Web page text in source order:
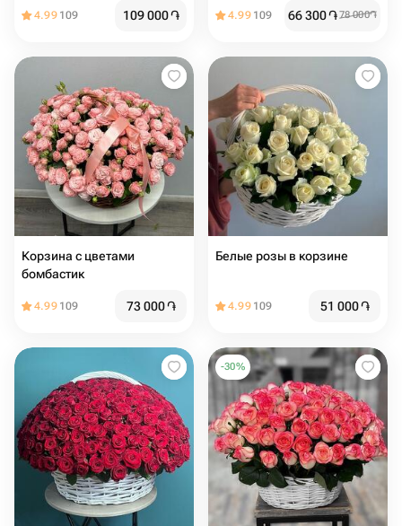
4.99 109 109 000֏ 4.99 109 66 300֏78 000֏
Корзина с цветами
бомбастик
4.99 109 73 000֏
Белые розы в корзине
4.99 109 51 000֏
-30%